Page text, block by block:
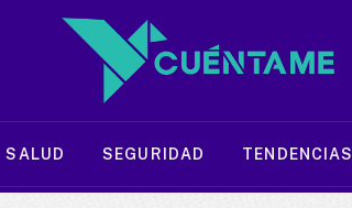
SALUD SEGURIDAD TENDENCIAS